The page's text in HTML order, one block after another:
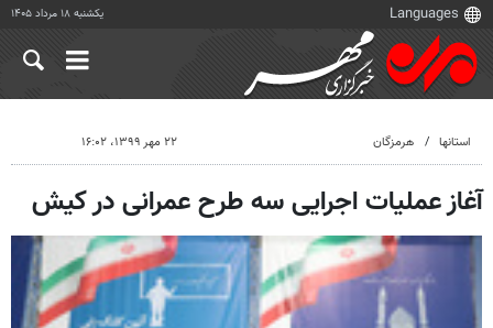
یکشنبه ۱۸ مرداد ۱۴۰۵
استانها هرمزگان ۲۲ مهر ۱۳۹۹، ۱۶:۰۲
آغاز عملیات اجرایی سه طرح عمرانی در کیش